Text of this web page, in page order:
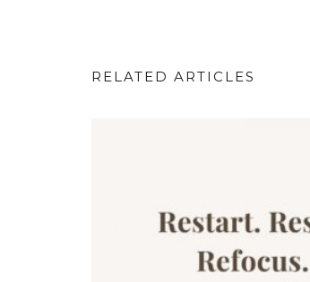
RELATED ARTICLES